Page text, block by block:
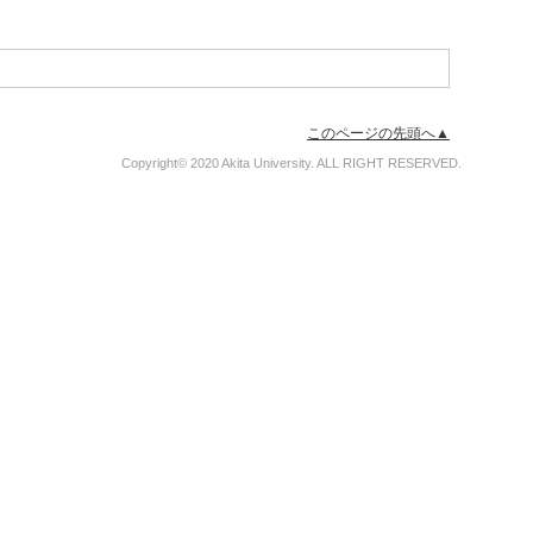
このページの先頭へ▲
Copyright© 2020 Akita University. ALL RIGHT RESERVED.